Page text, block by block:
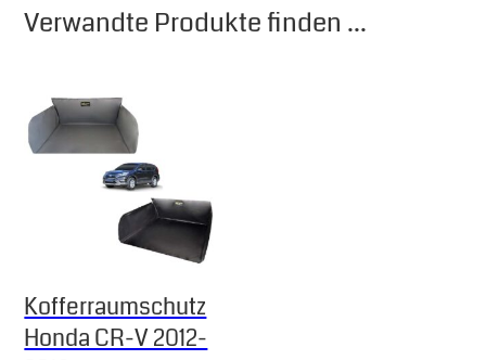
Verwandte Produkte finden ...
Kofferraumschutz
Honda CR-V 2012-